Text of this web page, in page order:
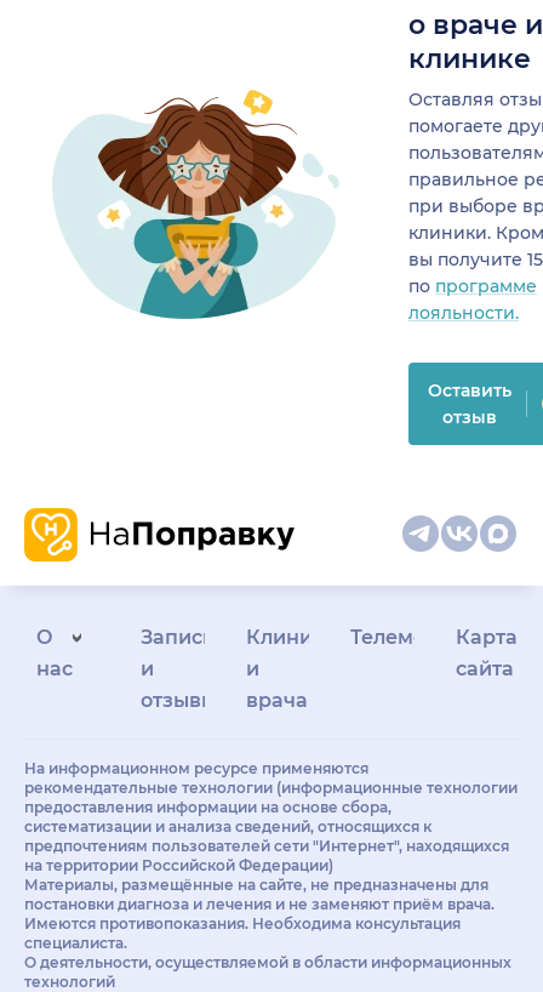
о враче
клинике
Оставляя
помогаете
правильное
при выборе
клиники.
вы получите
по программе
лояльности.
Оставить
отзыв
О
нас
Запись
и
отзывы
Клиникам
и
врачам
Телемедицина
Карта
сайта
На информационном ресурсе применяются
рекомендательные технологии (информационные технологии
предоставления информации на основе сбора,
систематизации и анализа сведений, относящихся к
предпочтениям пользователей сети "Интернет", находящихся
на территории Российской Федерации)
Материалы, размещённые на сайте, не предназначены для
постановки диагноза и лечения и не заменяют приём врача.
Имеются противопоказания. Необходима консультация
специалиста.
О деятельности, осуществляемой в области информационных
технологий